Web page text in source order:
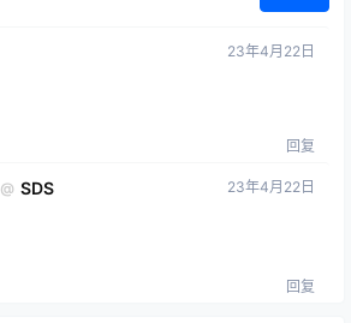
23年4月22日
回复
@ SDS 23年4月22日
回复